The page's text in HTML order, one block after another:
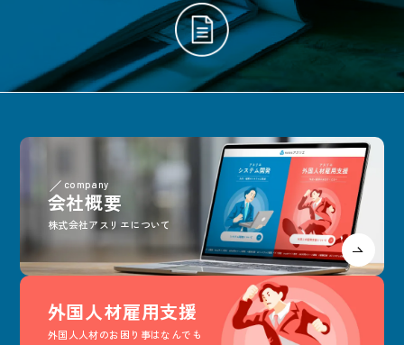
company
会社概要
株式会社アスリエについて
外国人材雇用支援
外国人人材のお困り事はなんでも